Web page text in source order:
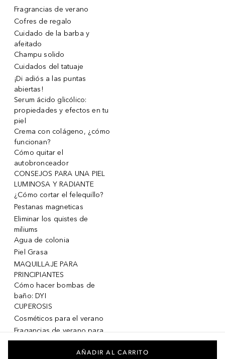
Fragrancias de verano
Cofres de regalo
Cuidado de la barba y
afeitado
Champu solido
Cuidados del tatuaje
¡Di adiós a las puntas
abiertas!
Serum ácido glicólico:
propiedades y efectos en tu
piel
Crema con colágeno, ¿cómo
funcionan?
Cómo quitar el
autobronceador
CONSEJOS PARA UNA PIEL
LUMINOSA Y RADIANTE
¿Cómo cortar el felequillo?
Pestanas magneticas
Eliminar los quistes de
miliums
Agua de colonia
Piel Grasa
MAQUILLAJE PARA
PRINCIPIANTES
Cómo hacer bombas de
baño: DYI
CUPEROSIS
Cosméticos para el verano
Fragancias de verano para
mujeres
Fragancias de verano paraAÑADIR AL CARRITO